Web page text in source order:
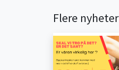
Flere nyheter